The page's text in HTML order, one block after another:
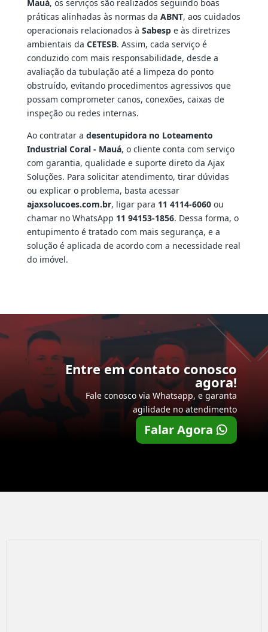
Mauá, os serviços são realizados seguindo boas
práticas alinhadas às normas da ABNT, aos cuidados
operacionais relacionados à Sabespe às diretrizes
ambientais da CETESB. Assim, cada serviço é
conduzido com mais responsabilidade, desde a
avaliação da tubulação até a limpeza do ponto
obstruído, evitando procedimentos agressivos que
possam comprometer canos, conexões, caixas de
inspeção ou redes internas.
Ao contratar a desentupidora no Loteamento
Industrial Coral - Mauá, o cliente conta com serviço
com garantia, qualidade e suporte direto da Ajax
Soluções. Para solicitar atendimento, tirar dúvidas
ou explicar o problema, basta acessar
ajaxsolucoes.com.br, ligar para 11 4114-6060ou
chamar no WhatsApp 11 94153-1856. Dessa forma, o
entupimento é tratado com mais segurança, e a
solução é aplicada de acordo com a necessidade real
do imóvel.
Entre em contato conosco
agora!
Fale conosco via Whatsapp, e garanta
agilidade no atendimento
Falar Agora